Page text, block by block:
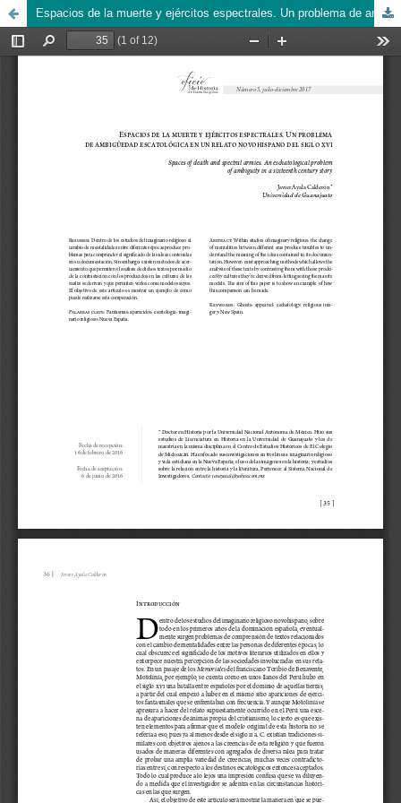
Espacios de la muerte y ejércitos espectrales. Un problema de ambigüedad escatológica en un relato novohispano del siglo XVI